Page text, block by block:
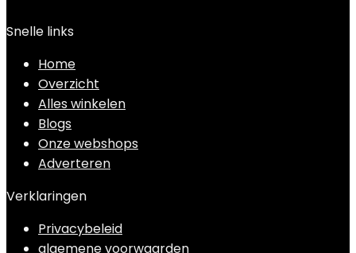
Snelle links
Home
Overzicht
Alles winkelen
Blogs
Onze webshops
Adverteren
Verklaringen
Privacybeleid
algemene voorwaarden